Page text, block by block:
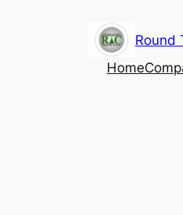
Round
Home